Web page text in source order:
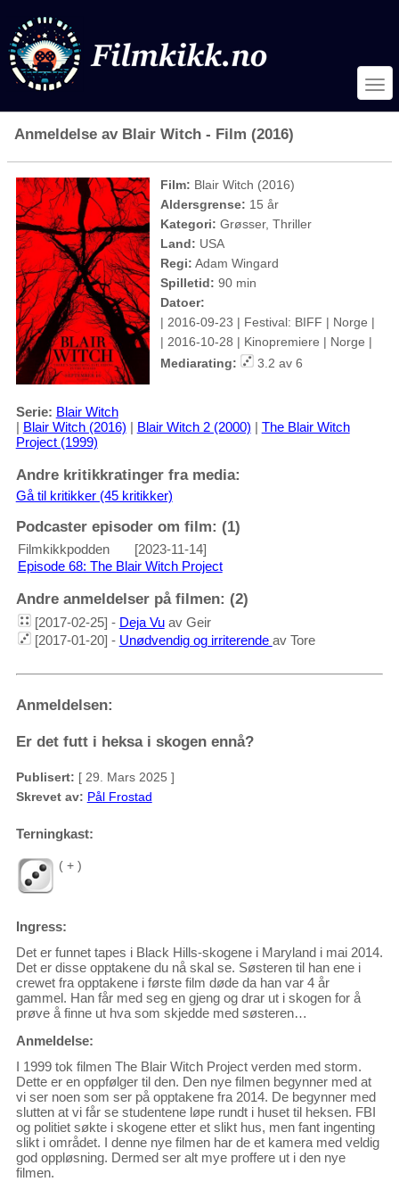
Anmeldelse av Blair Witch - Film (2016)
Film: Blair Witch (2016)
Aldersgrense: 15 år
Kategori: Grøsser, Thriller
Land: USA
Regi: Adam Wingard
Spilletid: 90 min
Datoer:
| 2016-09-23 | Festival: BIFF | Norge |
| 2016-10-28 | Kinopremiere | Norge |
Mediarating:
3.2 av 6
Serie: Blair Witch
| Blair Witch (2016) | Blair Witch 2 (2000) | The Blair Witch
Project (1999)
Andre kritikkratinger fra media:
Gå til kritikker (45 kritikker)
Podcaster episoder om film: (1)
Filmkikkpodden
[2023-11-14]
Episode 68: The Blair Witch Project
Andre anmeldelser på filmen: (2)
[2017-02-25] - Deja Vuav Geir
[2017-01-20] - Unødvendig og irriterende av Tore
Anmeldelsen:
Er det futt i heksa i skogen ennå?
Publisert: [ 29. Mars 2025 ]
Skrevet av: Pål Frostad
Terningkast:
( + )
Ingress:
Det er funnet tapes i Black Hills-skogene i Maryland i mai 2014.
Det er disse opptakene du nå skal se. Søsteren til han ene i
crewet fra opptakene i første film døde da han var 4 år
gammel. Han får med seg en gjeng og drar ut i skogen for å
prøve å finne ut hva som skjedde med søsteren…
Anmeldelse:
I 1999 tok filmen The Blair Witch Project verden med storm.
Dette er en oppfølger til den. Den nye filmen begynner med at
vi ser noen som ser på opptakene fra 2014. De begynner med
slutten at vi får se studentene løpe rundt i huset til heksen. FBI
og politiet søkte i skogene etter et slikt hus, men fant ingenting
slikt i området. I denne nye filmen har de et kamera med veldig
god oppløsning. Dermed ser alt mye proffere ut i den nye
filmen.